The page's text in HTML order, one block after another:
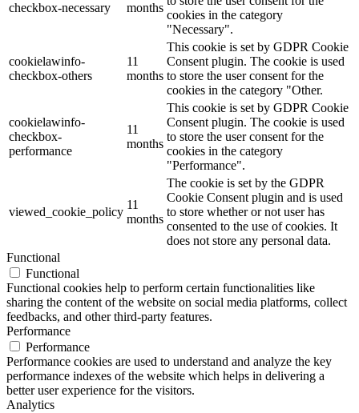
checkbox-necessary
months
cookies in the category
"Necessary".
cookielawinfo-
checkbox-others
11
months
This cookie is set by GDPR Cookie
Consent plugin. The cookie is used
to store the user consent for the
cookies in the category "Other.
cookielawinfo-
checkbox-
performance
11
months
This cookie is set by GDPR Cookie
Consent plugin. The cookie is used
to store the user consent for the
cookies in the category
"Performance".
viewed_cookie_policy
11
months
The cookie is set by the GDPR
Cookie Consent plugin and is used
to store whether or not user has
consented to the use of cookies. It
does not store any personal data.
Functional
Functional
Functional cookies help to perform certain functionalities like
sharing the content of the website on social media platforms, collect
feedbacks, and other third-party features.
Performance
Performance
Performance cookies are used to understand and analyze the key
performance indexes of the website which helps in delivering a
better user experience for the visitors.
Analytics